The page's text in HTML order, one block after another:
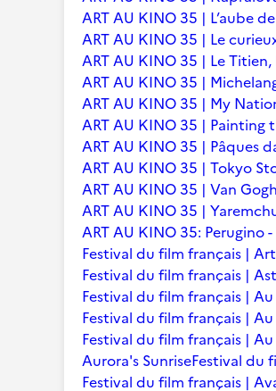
ART AU KINO 35 | L’aube
ART AU KINO 35 | Le
ART AU KINO 35 | Le
ART AU KINO 35 |
ART AU KINO 35 | My
ART AU KINO 35 | Painting
ART AU KINO 35 | Pâques
ART AU KINO 35 | Tokyo
ART AU KINO 35 | Van
ART AU KINO 35 |
ART AU KINO 35: Perugino
Festival du film français |
Festival du film français |
Festival du film français |
Festival du film français |
Festival du film français |
Aurora's SunriseFestival du
Festival du film français |